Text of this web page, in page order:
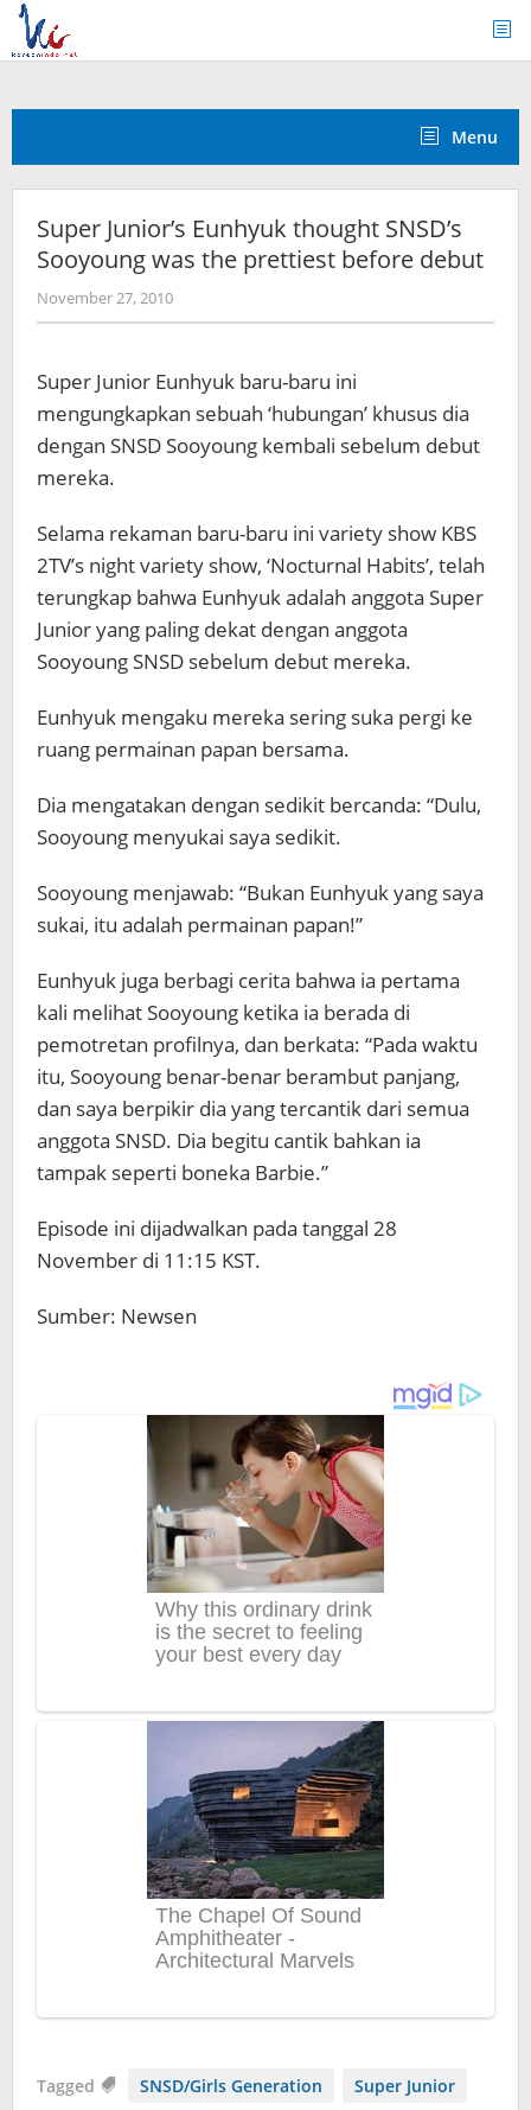
Skip
content
Menu
Super Junior’s Eunhyuk thought SNSD’s
Sooyoung was the prettiest before debut
November 27, 2010by
Koreanindo
Super Junior Eunhyuk baru-baru ini
mengungkapkan sebuah ‘hubungan’ khusus dia
dengan SNSD Sooyoung kembali sebelum debut
mereka.
Selama rekaman baru-baru ini variety show KBS
2TV’s night variety show, ‘Nocturnal Habits’, telah
terungkap bahwa Eunhyuk adalah anggota Super
Junior yang paling dekat dengan anggota
Sooyoung SNSD sebelum debut mereka.
Eunhyuk mengaku mereka sering suka pergi ke
ruang permainan papan bersama.
Dia mengatakan dengan sedikit bercanda: “Dulu,
Sooyoung menyukai saya sedikit.
Sooyoung menjawab: “Bukan Eunhyuk yang saya
sukai, itu adalah permainan papan!”
Eunhyuk juga berbagi cerita bahwa ia pertama
kali melihat Sooyoung ketika ia berada di
pemotretan profilnya, dan berkata: “Pada waktu
itu, Sooyoung benar-benar berambut panjang,
dan saya berpikir dia yang tercantik dari semua
anggota SNSD. Dia begitu cantik bahkan ia
tampak seperti boneka Barbie.”
Episode ini dijadwalkan pada tanggal 28
November di 11:15 KST.
Sumber: Newsen
Tagged SNSD/Girls Generation Super Junior